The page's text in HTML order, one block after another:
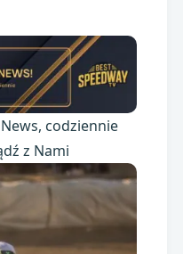
codziennie
z Nami